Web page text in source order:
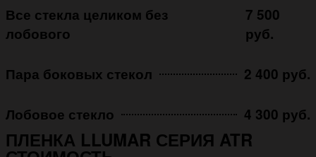
Все стекла целиком без
лобового
7 500
руб.
Пара боковых стекол 2 400 руб.
Лобовое стекло 4 300 руб.
ПЛЕНКА LLUMAR СЕРИЯ ATR